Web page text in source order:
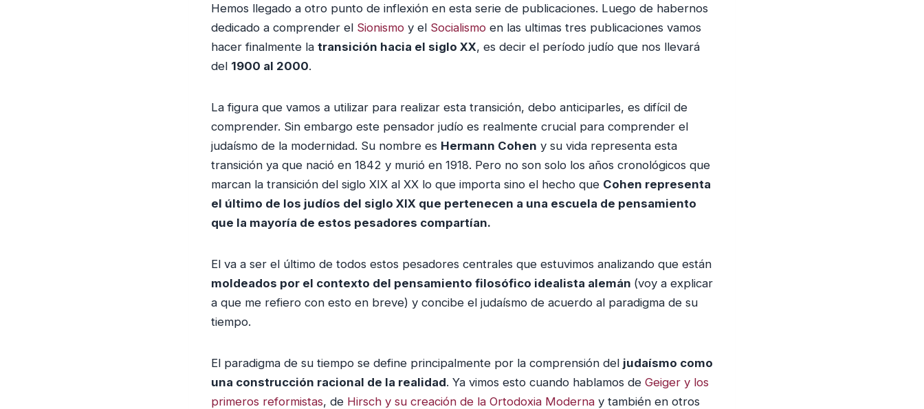
c
t
o
r
e
a
u
d
i
o
l
a
s
c
l
a
s
d
e
e
c
h
r
r
i
Hemos llegado a otro punto de inflexión en esta serie de publicaciones. Luego de habernos
dedicado a comprender el Sionismo y el Socialismo en las ultimas tres publicaciones vamos
hacer finalmente la transición hacia el siglo XX, es decir el período judío que nos llevará
del 1900 al 2000.
La figura que vamos a utilizar para realizar esta transición, debo anticiparles, es difícil de
comprender. Sin embargo este pensador judío es realmente crucial para comprender el
judaísmo de la modernidad. Su nombre es Hermann Cohen y su vida representa esta
transición ya que nació en 1842 y murió en 1918. Pero no son solo los años cronológicos que
marcan la transición del siglo XIX al XX lo que importa sino el hecho que Cohen representa
el último de los judíos del siglo XIX que pertenecen a una escuela de pensamiento
que la mayoría de estos pesadores compartían.
El va a ser el último de todos estos pesadores centrales que estuvimos analizando que están
moldeados por el contexto del pensamiento filosófico idealista alemán (voy a explicar
a que me refiero con esto en breve) y concibe el judaísmo de acuerdo al paradigma de su
tiempo.
El paradigma de su tiempo se define principalmente por la comprensión del judaísmo como
una construcción racional de la realidad. Ya vimos esto cuando hablamos de Geiger y los
primeros reformistas, de Hirsch y su creación de la Ortodoxia Moderna y también en otros